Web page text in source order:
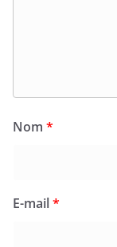
Nom *
E-mail*